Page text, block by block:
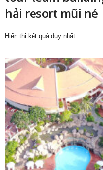
hải resort mũi né
Hiển thị kết quả duy nhất